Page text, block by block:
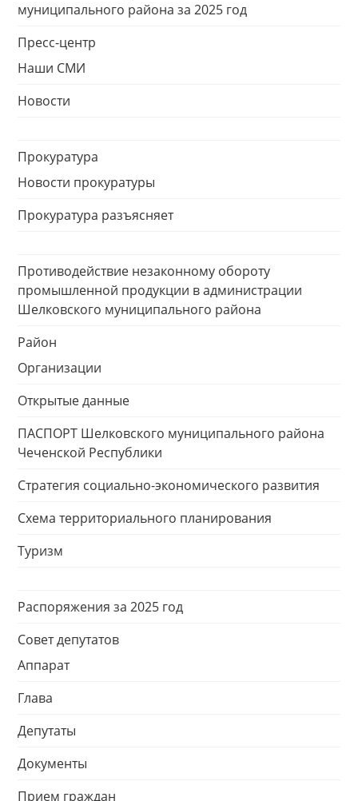
муниципального района за 2025 год
Пресс-центр
Наши СМИ
Новости
Прокуратура
Новости прокуратуры
Прокуратура разъясняет
Противодействие незаконному обороту
промышленной продукции в администрации
Шелковского муниципального района
Район
Организации
Открытые данные
ПАСПОРТ Шелковского муниципального района
Чеченской Республики
Стратегия социально-экономического развития
Схема территориального планирования
Туризм
Распоряжения за 2025 год
Совет депутатов
Аппарат
Глава
Депутаты
Документы
Прием граждан